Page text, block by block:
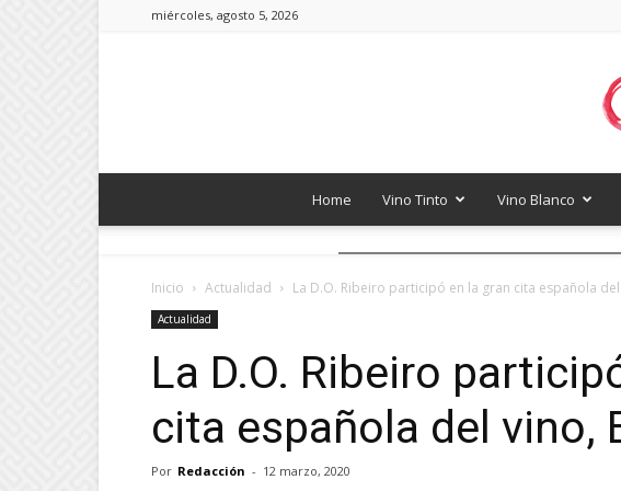
miércoles, agosto 5, 2026
Home Vino Tinto Vino Blanco
Inicio Actualidad La D.O. Ribeiro participó en la gran cita española del
Actualidad
La D.O. Ribeiro
cita española del vino,
Por Redacción - 12 marzo, 2020